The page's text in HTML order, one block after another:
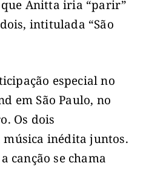
Anitta iria “parir”
intitulada “São
especial no
em São Paulo, no
Os dois
inédita juntos.
canção se chama